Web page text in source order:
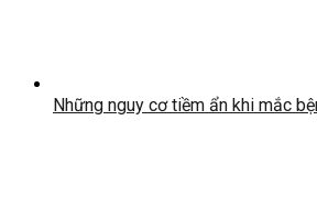
Những nguy cơ tiềm ẩn khi mắc